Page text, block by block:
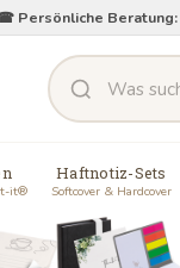
Persönliche Beratung:
it®
Haftnotiz-Sets
Softcover & Hardcover